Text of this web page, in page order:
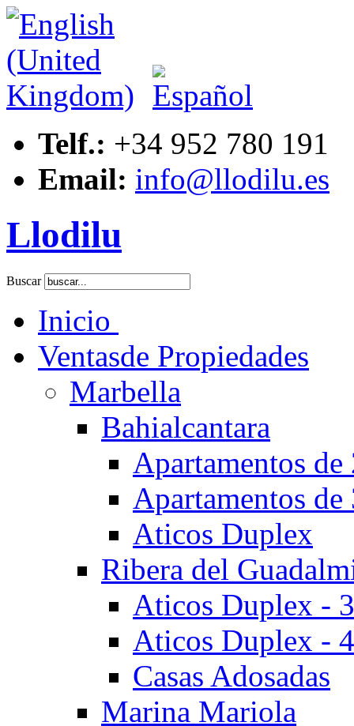
Telf.: +34 952 780 191
Email: info@llodilu.es
Llodilu
Buscar
Inicio
Ventasde Propiedades
Marbella
Bahialcantara
Apartamentos
Apartamentos
Aticos Duplex
Ribera del
Aticos Duplex -
Aticos Duplex -
Casas Adosadas
Marina Mariola